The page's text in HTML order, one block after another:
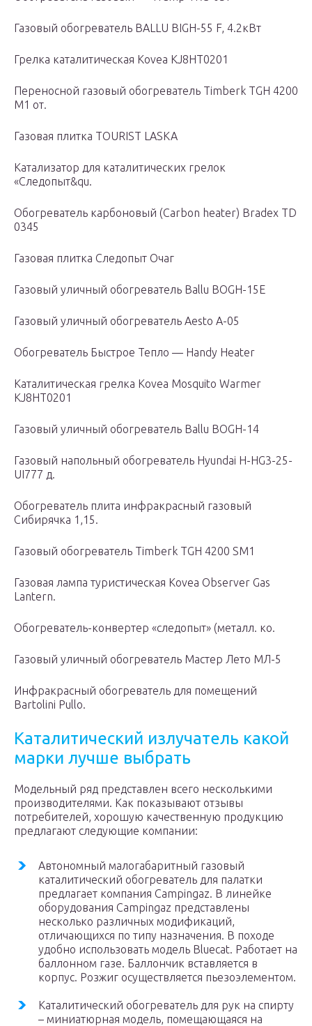
Газовый обогреватель BALLU BIGH-55 F, 4.2кВт
Грелка каталитическая Kovea KJ8HT0201
Переносной газовый обогреватель Timberk TGH 4200
M1 от.
Газовая плитка TOURIST LASKA
Катализатор для каталитических грелок
«Следопыт&qu.
Обогреватель карбоновый (Carbon heater) Bradex TD
0345
Газовая плитка Следопыт Очаг
Газовый уличный обогреватель Ballu BOGH-15E
Газовый уличный обогреватель Aesto A-05
Обогреватель Быстрое Тепло — Handy Heater
Каталитическая грелка Kovea Mosquito Warmer
KJ8HT0201
Газовый уличный обогреватель Ballu BOGH-14
Газовый напольный обогреватель Hyundai H-HG3-25-
UI777 д.
Обогреватель плита инфракрасный газовый
Сибирячка 1,15.
Газовый обогреватель Timberk TGH 4200 SM1
Газовая лампа туристическая Kovea Observer Gas
Lantern.
Обогреватель-конвертер «следопыт» (металл. ко.
Газовый уличный обогреватель Мастер Лето МЛ-5
Инфракрасный обогреватель для помещений
Bartolini Pullo.
Каталитический излучатель какой
марки лучше выбрать
Модельный ряд представлен всего несколькими
производителями. Как показывают отзывы
потребителей, хорошую качественную продукцию
предлагают следующие компании:
Автономный малогабаритный газовый
каталитический обогреватель для палатки
предлагает компания Campingaz. В линейке
оборудования Campingaz представлены
несколько различных модификаций,
отличающихся по типу назначения. В походе
удобно использовать модель Bluecat. Работает на
баллонном газе. Баллончик вставляется в
корпус. Розжиг осуществляется пьезоэлементом.
Каталитический обогреватель для рук на спирту
– миниатюрная модель, помещающаяся на